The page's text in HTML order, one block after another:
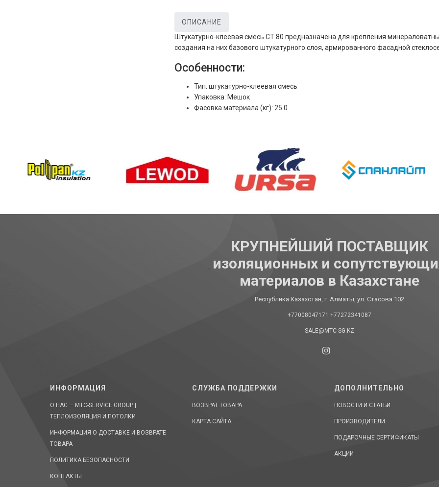
ОПИСАНИЕ
Штукатурно-клеевая смесь CT 80 предназначена для крепления
создания на них базового штукатурного слоя, армированного фасадной
Особенности:
Тип: штукатурно-клеевая смесь
Упаковка: Мешок
Фасовка материала (кг): 25.0
КРУПНЕЙШИЙ ПОСТАВЩИК
изоляционных и
материалов в Казахстане
Республика Казахстан, г. Алматы, ул. Стасова 102
+77008047171 +77272341087
SALE@MTC-SG.KZ
ИНФОРМАЦИЯ
О НАС — MTC-SERVICE GROUP |
ТЕПЛОИЗОЛЯЦИЯ И ПОТОЛКИ
ИНФОРМАЦИЯ О ДОСТАВКЕ И ВОЗВРАТЕ
ТОВАРА
ПОЛИТИКА БЕЗОПАСНОСТИ
КОНТАКТЫ
СЛУЖБА ПОДДЕРЖКИ
ВОЗВРАТ ТОВАРА
КАРТА САЙТА
ДОПОЛНИТЕЛЬНО
НОВОСТИ И СТАТЬИ
ПРОИЗВОДИТЕЛИ
ПОДАРОЧНЫЕ СЕРТИФИКАТЫ
АКЦИИ